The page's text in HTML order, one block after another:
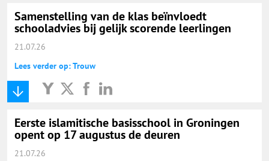
Samenstelling van de klas beïnvloedt
schooladvies bij gelijk scorende leerlingen
21.07.26
Lees verder op: Trouw
Eerste islamitische basisschool in Groningen
opent op 17 augustus de deuren
21.07.26